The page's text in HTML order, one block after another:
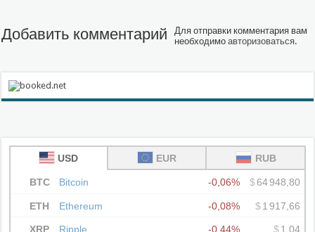
Добавить комментарий
Для отправки комментария вам
необходимоавторизоваться.